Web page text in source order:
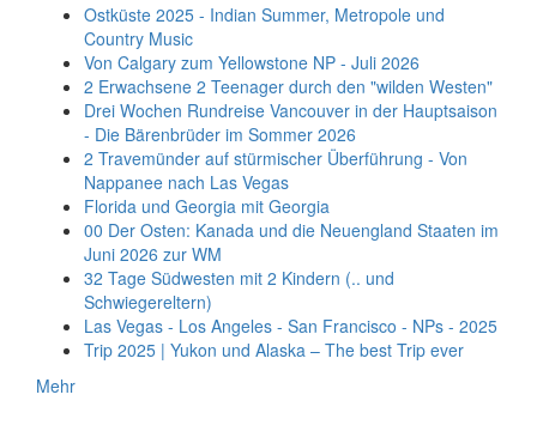
Ostküste 2025 - Indian Summer, Metropole und
Country Music
Von Calgary zum Yellowstone NP - Juli 2026
2 Erwachsene 2 Teenager durch den "wilden Westen"
Drei Wochen Rundreise Vancouver in der Hauptsaison
- Die Bärenbrüder im Sommer 2026
2 Travemünder auf stürmischer Überführung - Von
Nappanee nach Las Vegas
Florida und Georgia mit Georgia
00 Der Osten: Kanada und die Neuengland Staaten im
Juni 2026 zur WM
32 Tage Südwesten mit 2 Kindern (.. und
Schwiegereltern)
Las Vegas - Los Angeles - San Francisco - NPs - 2025
Trip 2025 | Yukon und Alaska – The best Trip ever
Mehr